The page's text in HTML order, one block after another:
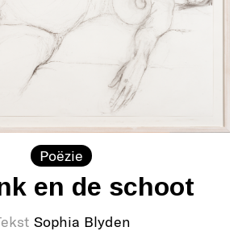
Poëzie
en de schoot
Sophia Blyden